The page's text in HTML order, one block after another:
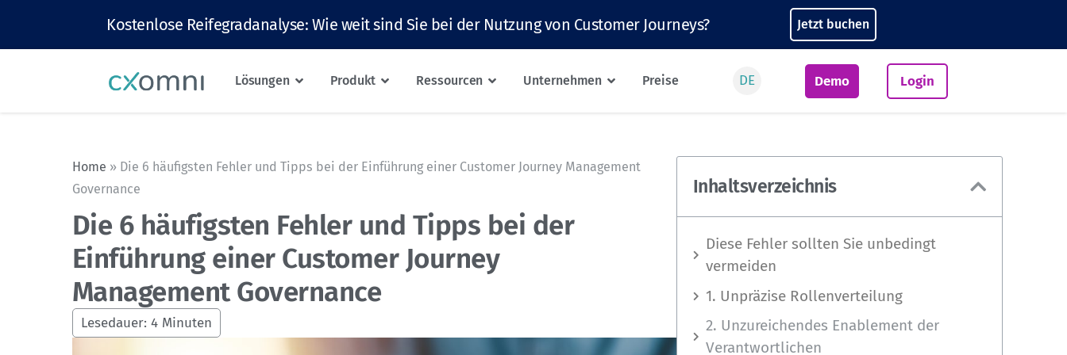
Kostenlose Reifegradanalyse: Wie weit sind Sie bei der Nutzung von Customer Journeys? Jetzt buchen
Lösungen Produkt Ressourcen Unternehmen Preise DE Demo Login
Home » Die 6 häufigsten Fehler und Tipps bei der Einführung einer Customer Journey Management
Governance
Die 6 häufigsten Fehler und Tipps bei der
Einführung einer Customer Journey
Management Governance
Lesedauer: 4 Minuten
Inhaltsverzeichnis
Diese Fehler sollten Sie unbedingt
vermeiden
1. Unpräzise Rollenverteilung
2. Unzureichendes Enablement der
Verantwortlichen